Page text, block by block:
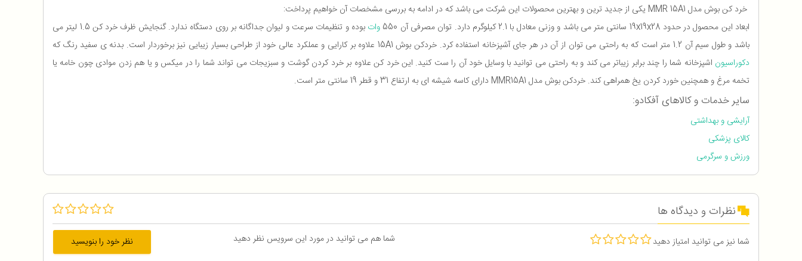
خرد کن بوش مدل MMR 15A1 یکی از جدید ترین و بهترین محصولات این شرکت می باشد که در ادامه به بررسی مشخصات آن خواهیم پرداخت:
ابعاد این محصول در حدود 19x19x28 سانتی متر می باشد و وزنی معادل با 2.1 کیلوگرم دارد. توان مصرفی آن 550
وات
بوده و تنظیمات سرعت و لیوان جداگانه بر روی دستگاه ندارد. گنجایش ظرف خرد کن 1.5 لیتر می
باشد و طول سیم آن 1.2 متر است که به راحتی می توان از آن در هر جای آشپزخانه استفاده کرد. خردکن بوش 15A1 علاوه بر کارایی و عملکرد عالی خود از طراحی بسیار زیبایی نیز برخوردار است. بدنه ی سفید رنگ که
دکوراسیون اشپزخانه شما را چند برابر زیباتر می کند و به راحتی می توانید با وسایل خود آن را ست کنید. این خرد کن علاوه بر خرد کردن گوشت و سبزیجات می تواند شما را در میکس و یا هم زدن موادی چون خامه یا
تخمه مرغ و همچنین خورد کردن یخ همراهی کند. خردکن بوش مدل MMR15A1 دارای کاسه شیشه ای به ارتفاع 31 و قطر 19 سانتی متر است.
سایر خدمات و کالاهای آفکادو:
آرایشی و بهداشتی
کالای پزشکی
ورزش و سرگرمی
نظرات و دیدگاه ها
شما نیز می توانید امتیاز دهید شما هم می توانید در مورد این سرویس نظر دهید
نظر خود را بنویسید